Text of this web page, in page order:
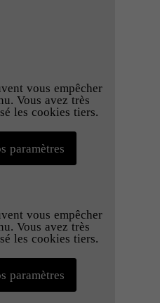
ville d’Angoulême,
bulle de culture
vous empêcher
Vous avez très
les cookies tiers.
paramètres
vous empêcher
Vous avez très
les cookies tiers.
paramètres